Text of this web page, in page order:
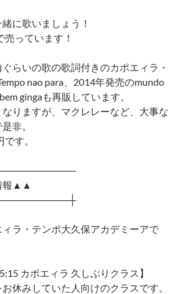
に歌いましょう！
っています！
らいの歌の歌詞付きのカポエィラ・
nao para、2014年発売のmundo
gingaも再販しています。
りますが、マクレレーなど、大事な
非。
す。
報▲▲
ラ・テンポ大久保アカデミーアで
カポエィラ 久しぶりクラス】
休みしていた人向けのクラスです。